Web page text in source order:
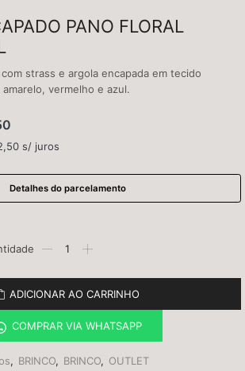
PANO FLORAL
strass e argola encapada em tecido
vermelho e azul.
s/ juros
Detalhes do parcelamento
ADICIONAR AO CARRINHO
COMPRAR VIA WHATSAPP
, BRINCO, BRINCO, OUTLET